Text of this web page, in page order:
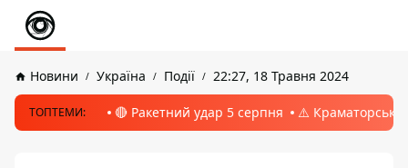
Новини Україна Події 22:27, 18 Травня 2024
ТОПТЕМИ: 🔴 Ракетний удар 5 серпня ⚠️ Краматорськ,